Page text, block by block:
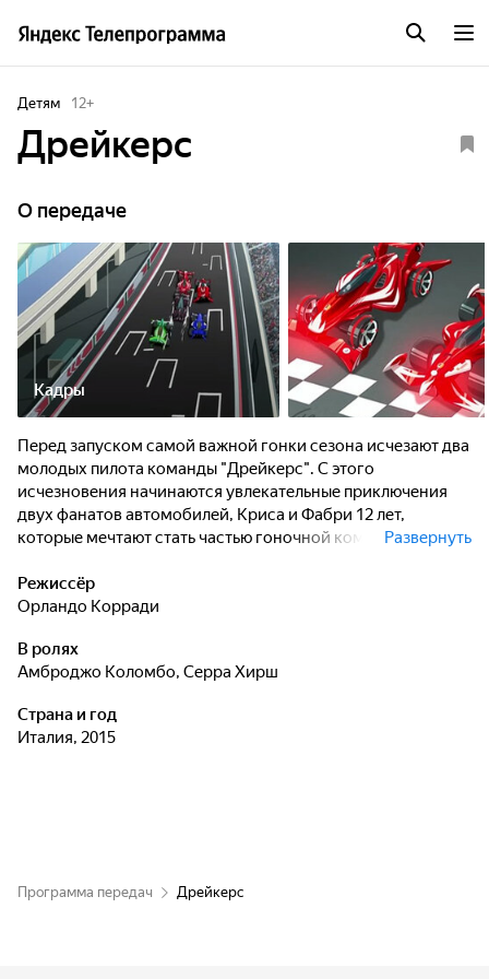
Детям 12+
Дрейкерс
О передаче
Кадры
Перед запуском самой важной гонки сезона исчезают два
молодых пилота команды "Дрейкерс". С этого
исчезновения начинаются увлекательные приключения
двух фанатов автомобилей, Криса и Фабри 12 лет,
которые мечтают стать частью гоночной командыРазвернуть
Режиссёр
Орландо Корради
В ролях
Амброджо Коломбо, Серра Хирш
Страна и год
Италия, 2015
Программа передач Дрейкерс